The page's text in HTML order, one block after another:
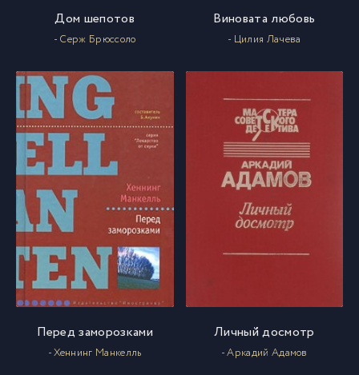
Дом шепотов
- Серж Брюссоло
Виновата любовь
- Цилия Лачева
Перед заморозками
- Хеннинг Манкелль
Личный досмотр
- Аркадий Адамов